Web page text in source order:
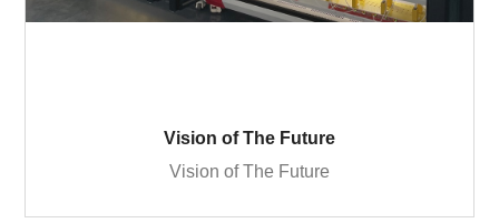
Vision of The Future
Vision of The Future